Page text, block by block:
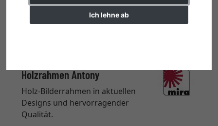
Ich lehne ab
Holzrahmen Antony
Holz-Bilderrahmen in aktuellen
Designs und hervorragender
Qualität.